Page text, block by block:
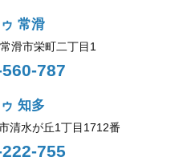
常滑
滑市栄町二丁目1
787
知多
清水が丘1丁目1712番
755